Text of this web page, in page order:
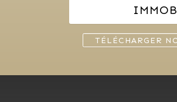
TÉLÉCHARGER